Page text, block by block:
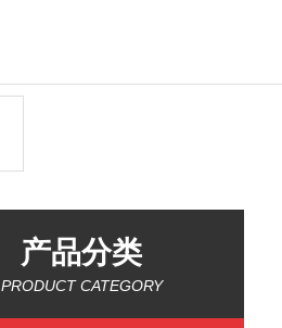
产品分类
PRODUCT CATEGORY